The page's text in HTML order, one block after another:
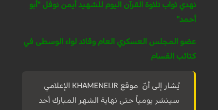
نهدي ثواب تلاوة القرآن اليوم للشهيد أيمن نوفل "أبو
أحمد"
عضو المجلس العسكري العام وقائد لواء الوسطى في
كتائب القسام
يُشار إلى أنّ موقع KHAMENEI.IR الإعلامي
سينشر يومياً حتى نهاية الشهر المبارك أحد